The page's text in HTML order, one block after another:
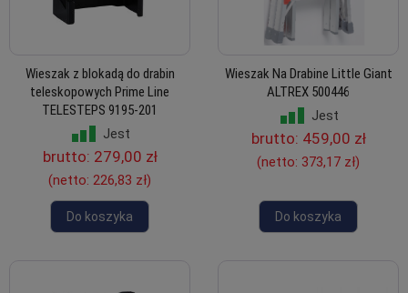
Wieszak z blokadą do drabin
teleskopowych Prime Line
TELESTEPS 9195-201
Jest
brutto: 279,00 zł
(netto: 226,83 zł)
Do koszyka
Wieszak Na Drabine Little Giant
ALTREX 500446
Jest
brutto: 459,00 zł
(netto: 373,17 zł)
Do koszyka